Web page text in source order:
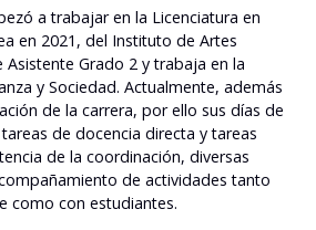
a trabajar en la Licenciatura en
en 2021, del Instituto de Artes
Asistente Grado 2 y trabaja en la
y Sociedad. Actualmente, además
de la carrera, por ello sus días de
de docencia directa y tareas
de la coordinación, diversas
de actividades tanto
como con estudiantes.